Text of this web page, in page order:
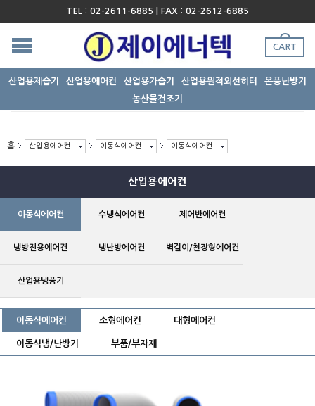
TEL : 02-2611-6885 | FAX : 02-2612-6885
CART
산업용제습기 산업용에어컨 산업용가습기 산업용원적외선히터
온풍난방기
농산물건조기
홈 산업용에어컨 이동식에어컨 이동식에어컨
산업용에어컨
이동식에어컨 수냉식에어컨 제어반에어컨
냉방전용에어컨 냉난방에어컨 벽걸이/천장형에어컨
산업용냉풍기
이동식에어컨 소형에어컨 대형에어컨
이동식냉/난방기 부품/부자재